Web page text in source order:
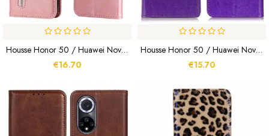
Housse Honor 50 / Huawei Nova 9 Vintage Porte-Monnaie
€16.70
Housse Honor 50 / Huawei Nova 9 Effet Cuir Brillant Simple
€15.70